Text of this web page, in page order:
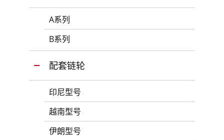
A系列
B系列
配套链轮
印尼型号
越南型号
伊朗型号